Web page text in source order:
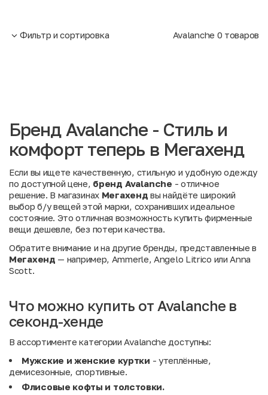
Фильтр и сортировка Avalanche 0 товаров
Бренд Avalanche - Стиль и
комфорт теперь в Мегахенд
Если вы ищете качественную, стильную и удобную одежду
по доступной цене, бренд Avalanche - отличное
решение. В магазинах Мегахенд вы найдёте широкий
выбор б/у вещей этой марки, сохранивших идеальное
состояние. Это отличная возможность купить фирменные
вещи дешевле, без потери качества.
Обратите внимание и на другие бренды, представленные в
Мегахенд — например, Ammerle, Angelo Litrico или Anna
Scott.
Что можно купить от Avalanche в
секонд-хенде
В ассортименте категории Avalanche доступны:
Мужские и женские куртки - утеплённые,
демисезонные, спортивные.
Флисовые кофты и толстовки.